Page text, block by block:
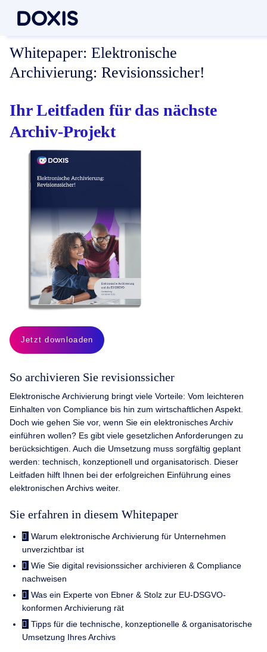
Whitepaper: Elektronische
Archivierung: Revisionssicher!
Ihr Leitfaden für das nächste
Archiv-Projekt
Jetzt downloaden
So archivieren Sie revisionssicher
Elektronische Archivierung bringt viele Vorteile: Vom leichteren
Einhalten von Compliance bis hin zum wirtschaftlichen Aspekt.
Doch wie gehen Sie vor, wenn Sie ein elektronisches Archiv
einführen wollen? Es gibt viele gesetzlichen Anforderungen zu
berücksichtigen. Auch die Umsetzung muss sorgfältig geplant
werden: technisch, konzeptionell und organisatorisch. Dieser
Leitfaden hilft Ihnen bei der erfolgreichen Einführung eines
elektronischen Archivs weiter.
Sie erfahren in diesem Whitepaper
Warum elektronische Archivierung für Unternehmen
unverzichtbar ist
Wie Sie digital revisionssicher archivieren & Compliance
nachweisen
Was ein Experte von Ebner & Stolz zur EU-DSGVO-
konformen Archivierung rät
Tipps für die technische, konzeptionelle & organisatorische
Umsetzung Ihres Archivs